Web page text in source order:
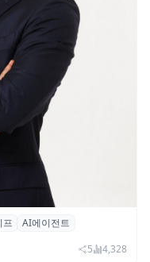
이창헌 영입…
본격화
프
AI에이전트
5 4,328